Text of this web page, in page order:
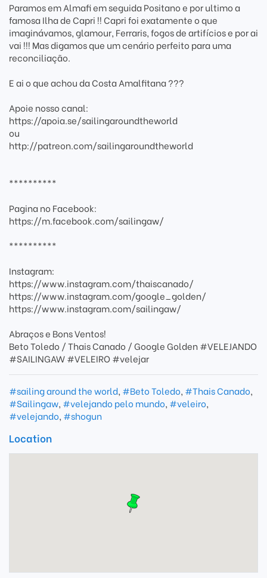
Paramos em Almafi em seguida Positano e por ultimo a
famosa Ilha de Capri !! Capri foi exatamente o que
imaginávamos, glamour, Ferraris, fogos de artifícios e por ai
vai !!! Mas digamos que um cenário perfeito para uma
reconciliação.
E ai o que achou da Costa Amalfitana ???
Apoie nosso canal:
https://apoia.se/sailingaroundtheworld
ou
http://patreon.com/sailingaroundtheworld
**********
Pagina no Facebook:
https://m.facebook.com/sailingaw/
**********
Instagram:
https://www.instagram.com/thaiscanado/
https://www.instagram.com/google_golden/
https://www.instagram.com/sailingaw/
Abraços e Bons Ventos!
Beto Toledo / Thais Canado / Google Golden #VELEJANDO
#SAILINGAW #VELEIRO #velejar
#sailing around the world, #Beto Toledo, #Thais Canado,
#Sailingaw, #velejando pelo mundo, #veleiro,
#velejando, #shogun
Location